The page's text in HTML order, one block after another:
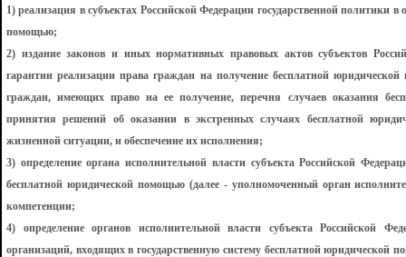
1) реализация в субъектах Российской Федерации государственной политики
помощью;
2) издание законов и иных нормативных правовых актов субъектов
гарантии реализации права граждан на получение бесплатной
граждан, имеющих право на ее получение, перечня случаев оказания
принятия решений об оказании в экстренных случаях бесплатной
жизненной ситуации, и обеспечение их исполнения;
3) определение органа исполнительной власти субъекта Российской
бесплатной юридической помощью (далее - уполномоченный орган
компетенции;
4) определение органов исполнительной власти субъекта Российской
организаций, входящих в государственную систему бесплатной юридической